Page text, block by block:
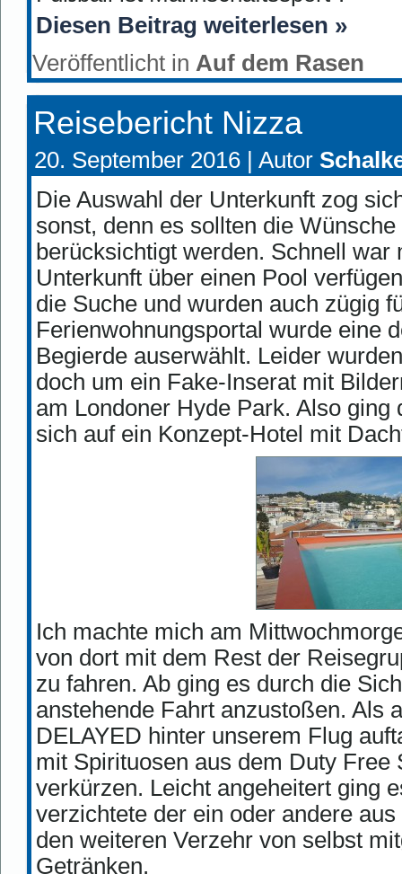
Diesen Beitrag weiterlesen »
Veröffentlicht in Auf dem Rasen
Reisebericht Nizza
20. September 2016 | Autor
Die Auswahl der Unterkunft zog
sonst, denn es sollten die
berücksichtigt werden. Schnell war
Unterkunft über einen Pool
die Suche und wurden auch zügig
Ferienwohnungsportal wurde eine
Begierde auserwählt. Leider
doch um ein Fake-Inserat mit
am Londoner Hyde Park. Also
sich auf ein Konzept-Hotel mit
Ich machte mich am
von dort mit dem Rest der
zu fahren. Ab ging es durch die
anstehende Fahrt anzustoßen. Als
DELAYED hinter unserem Flug
mit Spirituosen aus dem Duty Free
verkürzen. Leicht angeheitert ging
verzichtete der ein oder andere
den weiteren Verzehr von selbst
Getränken.